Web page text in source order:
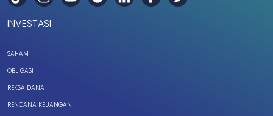
INVESTASI
SAHAM
OBLIGASI
REKSA DANA
RENCANA KEUANGAN